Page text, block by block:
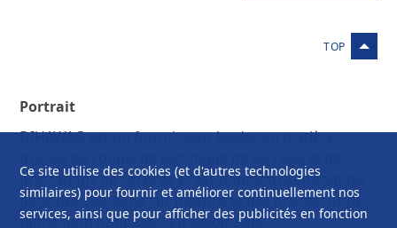
Portrait
DIHAWAG est un fournisseur leader en matière
prestations de services et est donc votre spécialiste
pour des solutions sur mesure et des processus de
fabrication optimisés!En savoir plus
Ce site utilise des cookies (et d'autres technologies
similaires) pour fournir et améliorer continuellement nos
services, ainsi que pour afficher des publicités en fonction